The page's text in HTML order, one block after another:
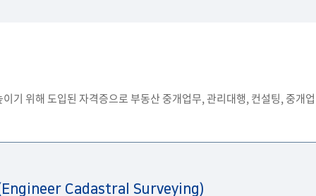
기 위해 도입된 자격증으로 부동산 중개업무, 관리대행, 컨설팅, 중개
Cadastral Surveying)